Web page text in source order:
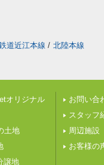
道近江本線 / 北陸本線
オリジナル
土地
譲地
お問い合
スタッフ
周辺施設
お客様の